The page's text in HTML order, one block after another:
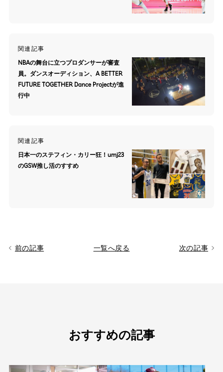
関連記事
NBAの舞台に立つプロダンサーが審査
員。ダンスオーディション、A BETTER
FUTURE TOGETHER Dance Projectが進
行中
関連記事
日本一のステフィン・カリー狂！umj23
のGSW推し活のすすめ
前の記事 一覧へ戻る 次の記事
おすすめの記事